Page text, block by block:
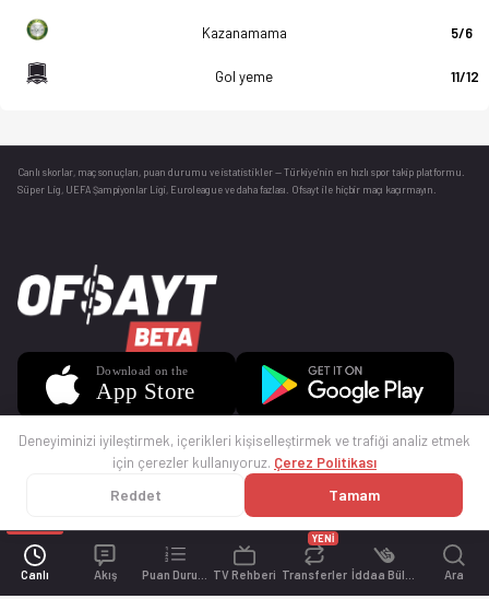
Canlı Akış TV Rehberi Transferler
YENİ
Ara
Kazanamama 5/6
Gol yeme 11/12
Canlı skorlar , maç sonuçları, puan durumu ve istatistikler — Türkiye’nin en hızlı spor takip platformu.
Süper Lig, UEFA Şampiyonlar Ligi, Euroleague ve daha fazlası. Ofsayt ile hiçbir maçı kaçırmayın.
© 2025 Ofsayt
Deneyiminizi iyileştirmek, içerikleri kişiselleştirmek ve trafiği analiz etmek
için çerezler kullanıyoruz. Çerez Politikası
Reddet Tamam